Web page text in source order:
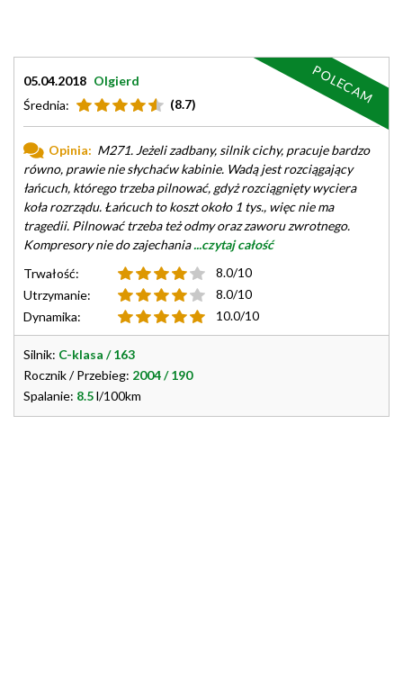
05.04.2018 Olgierd
Średnia:
(8.7)
Opinia: M271. Jeżeli zadbany, silnik cichy, pracuje bardzo
równo, prawie nie słychaćw kabinie. Wadą jest rozciągający
łańcuch, którego trzeba pilnować, gdyż rozciągnięty wyciera
koła rozrządu. Łańcuch to koszt około 1 tys., więc nie ma
tragedii. Pilnować trzeba też odmy oraz zaworu zwrotnego.
Kompresory nie do zajechania...czytaj całość
Trwałość:
8.0/10
Utrzymanie:
8.0/10
Dynamika:
10.0/10
Silnik: C-klasa / 163
Rocznik / Przebieg: 2004 / 190
Spalanie: 8.5l/100km
POLECAM